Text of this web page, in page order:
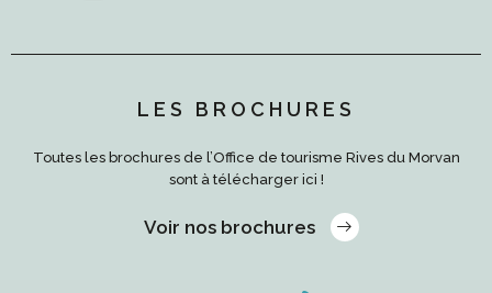
LES BROCHURES
Toutes les brochures de l’Office de tourisme Rives du Morvan
sont à télécharger ici !
Voir nos brochures